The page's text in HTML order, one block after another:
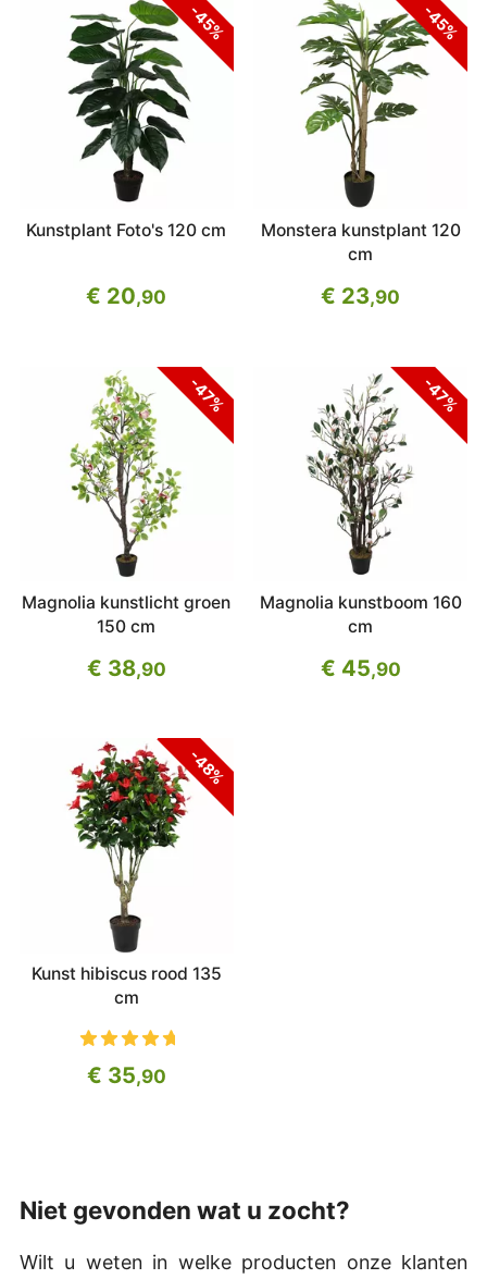
-45%
Kunstplant Foto's 120 cm
€ 20,90
-45%
Monstera kunstplant 120
cm
€ 23,90
-47%
Magnolia kunstlicht groen
150 cm
€ 38,90
-47%
Magnolia kunstboom 160
cm
€ 45,90
-48%
Kunst hibiscus rood 135
cm
€ 35,90
Niet gevonden wat u zocht?
Wilt u weten in welke producten onze klanten